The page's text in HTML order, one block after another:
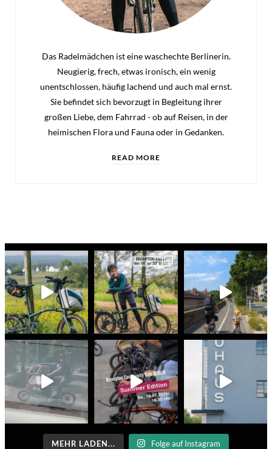
Das Radelmädchen ist eine waschechte Berlinerin.
Neugierig, frech, etwas ironisch, ein wenig
unentschlossen, häufig lachend und auch mal ernst.
Sie befindet sich bevorzugt in Begleitung ihrer
großen Liebe, dem Fahrrad - ob auf Reisen, in der
heimischen Flora und Fauna oder in Gedanken.
READ MORE
MEHR LADEN... Folge auf Instagram